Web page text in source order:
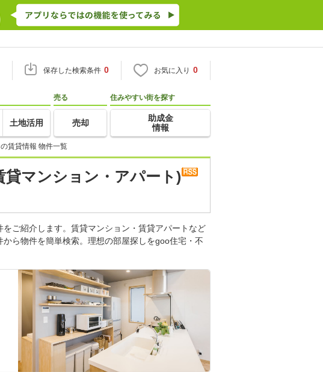
保存した検索条件 0 お気に入り 0
土地活用
売る
売却
住みやすい街を探す
助成金
情報
賃貸情報 物件一覧
マンション・アパート)
ご紹介します。賃貸マンション・賃貸アパートなど
ら物件を簡単検索。理想の部屋探しをgoo住宅・不